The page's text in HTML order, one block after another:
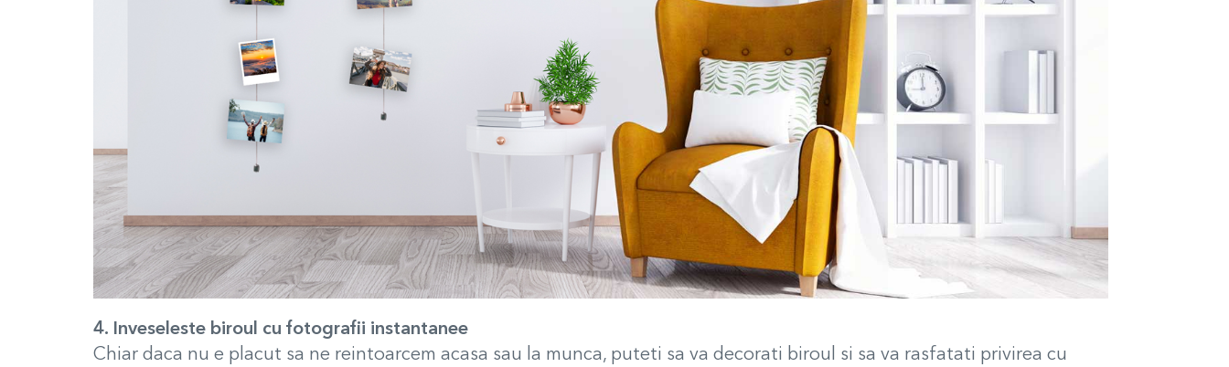
4. Inveseleste biroul cu fotografii instantanee
Chiar daca nu e placut sa ne reintoarcem acasa sau la munca, puteti sa va decorati biroul si sa va rasfatati privirea cu